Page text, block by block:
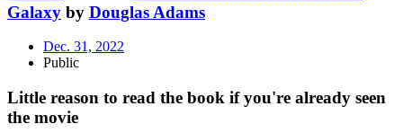
Galaxy by Douglas Adams
Dec. 31, 2022
Public
Little reason to read the book if you're already seen
the movie